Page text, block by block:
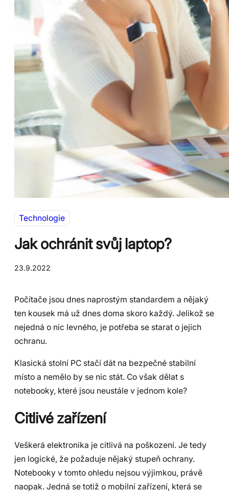
Technologie
Jak ochránit svůj laptop?
23.9.2022
Počítače jsou dnes naprostým standardem a nějaký
ten kousek má už dnes doma skoro každý. Jelikož se
nejedná o nic levného, je potřeba se starat o jejich
ochranu.
Klasická stolní PC stačí dát na bezpečné stabilní
místo a nemělo by se nic stát. Co však dělat s
notebooky, které jsou neustále v jednom kole?
Citlivé zařízení
Veškerá elektronika je citlivá na poškození. Je tedy
jen logické, že požaduje nějaký stupeň ochrany.
Notebooky v tomto ohledu nejsou výjimkou, právě
naopak. Jedná se totiž o mobilní zařízení, která se